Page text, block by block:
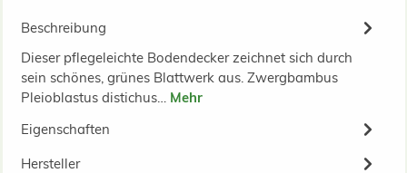
Beschreibung
Dieser pflegeleichte Bodendecker zeichnet sich durch
sein schönes, grünes Blattwerk aus. Zwergbambus
Pleioblastus distichus… Mehr
Eigenschaften
Hersteller